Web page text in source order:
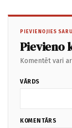
PIEVIENOJIES
Pievieno
Komentēt vari
VĀRDS
KOMENTĀRS